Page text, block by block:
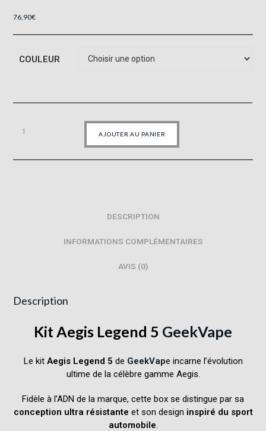
76,90€
COULEUR
AJOUTER AU PANIER
DESCRIPTION
INFORMATIONS COMPLÉMENTAIRES
AVIS (0)
Description
Kit Aegis Legend 5 GeekVape
Le kit Aegis Legend 5 de GeekVape incarne l’évolution
ultime de la célèbre gamme Aegis.
Fidèle à l’ADN de la marque, cette box se distingue par sa
conception ultra résistante et son design inspiré du sport
automobile